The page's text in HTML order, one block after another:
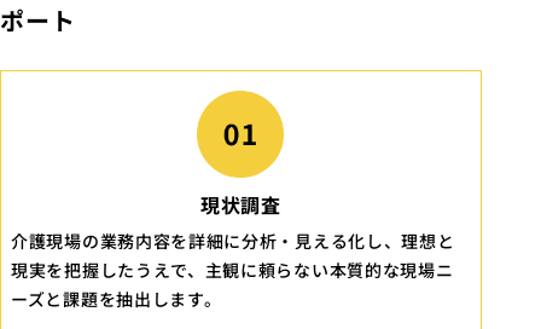
ポート
現状調査
介護現場の業務内容を詳細に分析・見える化し、理想と
現実を把握したうえで、主観に頼らない本質的な現場ニ
ーズと課題を抽出します。